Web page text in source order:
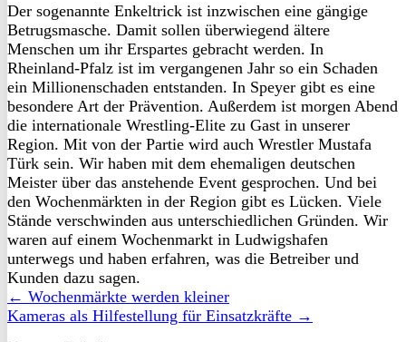
Der sogenannte Enkeltrick ist inzwischen eine gängige
Betrugsmasche. Damit sollen überwiegend ältere
Menschen um ihr Erspartes gebracht werden. In
Rheinland-Pfalz ist im vergangenen Jahr so ein Schaden
ein Millionenschaden entstanden. In Speyer gibt es eine
besondere Art der Prävention. Außerdem ist morgen Abend
die internationale Wrestling-Elite zu Gast in unserer
Region. Mit von der Partie wird auch Wrestler Mustafa
Türk sein. Wir haben mit dem ehemaligen deutschen
Meister über das anstehende Event gesprochen. Und bei
den Wochenmärkten in der Region gibt es Lücken. Viele
Stände verschwinden aus unterschiedlichen Gründen. Wir
waren auf einem Wochenmarkt in Ludwigshafen
unterwegs und haben erfahren, was die Betreiber und
Kunden dazu sagen.
← Wochenmärkte werden kleiner
Kameras als Hilfestellung für Einsatzkräfte →